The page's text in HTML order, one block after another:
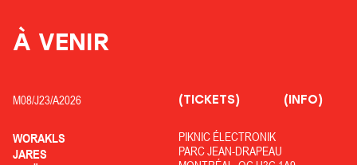
À VENIR
M08/J23/A2026
WORAKLS
JARES
PIKNIC ÉLECTRONIK
PARC JEAN-DRAPEAU
(TICKETS) (INFO)